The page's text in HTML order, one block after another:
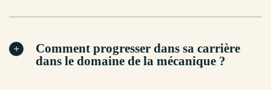
Comment progresser dans sa carrière
dans le domaine de la mécanique ?